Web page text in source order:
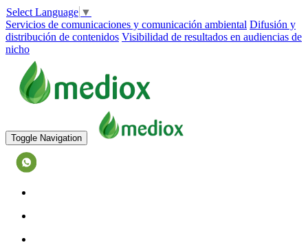
Select Language ▼
Servicios de comunicaciones y comunicación ambiental Difusión y
distribución de contenidos Visibilidad de resultados en audiencias de
nicho
Toggle Navigation